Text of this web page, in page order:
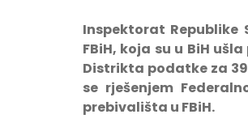
Inspektorat Republike
FBiH, koja su u BiH
Distrikta podatke za
se rješenjem
prebivališta u FBiH.